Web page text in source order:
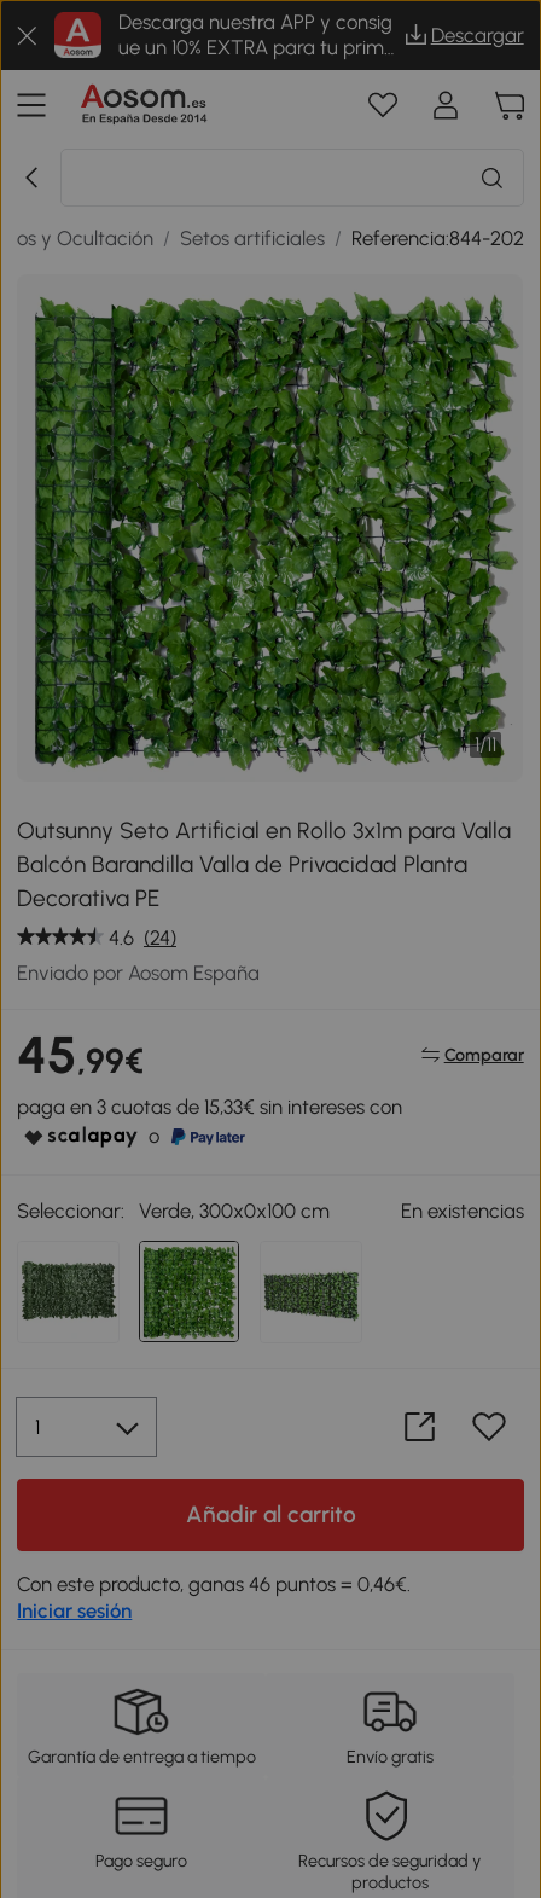
Descarga nuestra APP y consig
ue un 10% EXTRA para tu prime
r pedido
Descargar
y Ocultación / Setos artificiales / Referencia:844-202
1/11
Outsunny Seto Artificial en Rollo 3x1m para Valla
Balcón Barandilla Valla de Privacidad Planta
Decorativa PE
4.6 (24)
Enviado por Aosom España
45,99€ Comparar
paga en 3 cuotas de 15,33€ sin intereses con
o
Seleccionar: Verde, 300x0x100 cm En existencias
Añadir al carrito
Con este producto, ganas 46 puntos = 0,46€.
Iniciar sesión
Garantía de entrega a tiempo Envío gratis
Pago seguro
Recursos de seguridad y
productos